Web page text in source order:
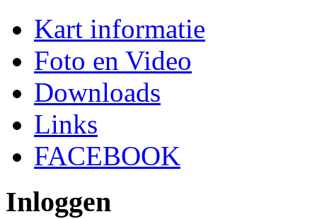
Kart informatie
Foto en Video
Downloads
Links
FACEBOOK
Inloggen